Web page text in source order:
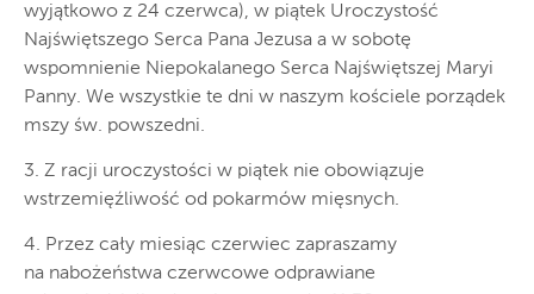
wyjątkowo z 24 czerwca), w piątek Uroczystość
Najświętszego Serca Pana Jezusa a w sobotę
wspomnienie Niepokalanego Serca Najświętszej Maryi
Panny. We wszystkie te dni w naszym kościele porządek
mszy św. powszedni.
3. Z racji uroczystości w piątek nie obowiązuje
wstrzemięźliwość od pokarmów mięsnych.
4. Przez cały miesiąc czerwiec zapraszamy
na nabożeństwa czerwcowe odprawiane